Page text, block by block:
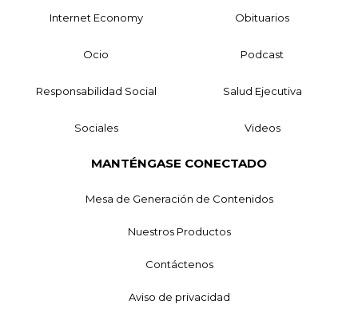
Internet Economy Obituarios
Ocio Podcast
Responsabilidad Social Salud Ejecutiva
Sociales Videos
MANTÉNGASE CONECTADO
Mesa de Generación de Contenidos
Nuestros Productos
Contáctenos
Aviso de privacidad